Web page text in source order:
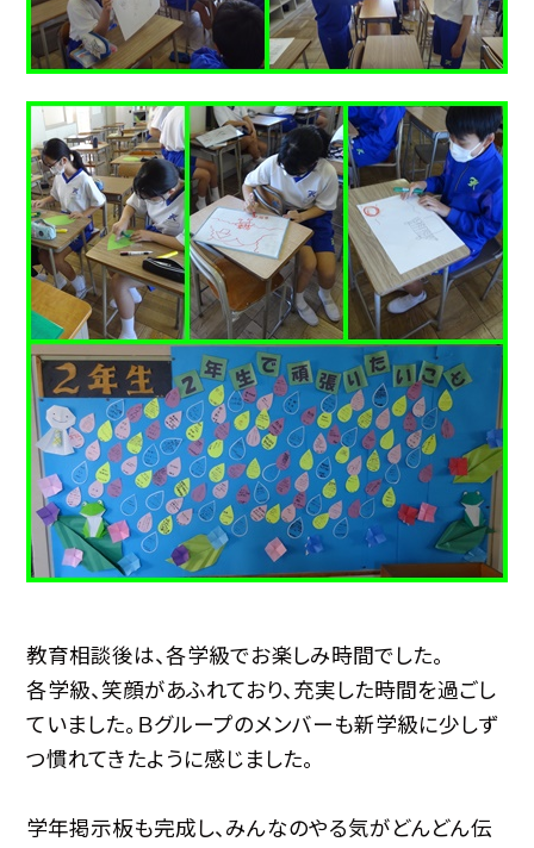
教育相談後は、各学級でお楽しみ時間でした。
各学級、笑顔があふれており、充実した時間を過ごし
ていました。Ｂグループのメンバーも新学級に少しず
つ慣れてきたように感じました。
学年掲示板も完成し、みんなのやる気がどんどん伝